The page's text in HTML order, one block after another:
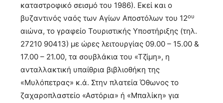
καταστροφικό σεισμό του 1986). Εκεί και ο
βυζαντινός ναός των Αγίων Αποστόλων του 12ου
αιώνα, το γραφείο Τουριστικής Υποστήριξης (τηλ.
27210 90413) με ώρες λειτουργίας 09.00 – 15.00 &
17.00 – 21.00, τα σουβλάκια του «Τζίμη», η
ανταλλακτική υπαίθρια βιβλιοθήκη της
«Μυλόπετρας» κ.ά. Στην πλατεία Όθωνος το
ζαχαροπλαστείο «Αστόρια» ή «Μπαλίκη» για